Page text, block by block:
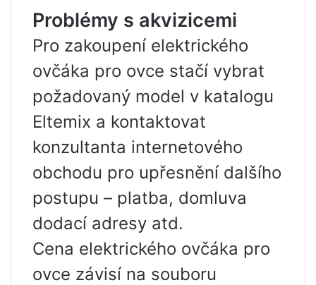
Problémy s akvizicemi
Pro zakoupení elektrického
ovčáka pro ovce stačí vybrat
požadovaný model v katalogu
Eltemix a kontaktovat
konzultanta internetového
obchodu pro upřesnění dalšího
postupu – platba, domluva
dodací adresy atd.
Cena elektrického ovčáka pro
ovce závisí na souboru